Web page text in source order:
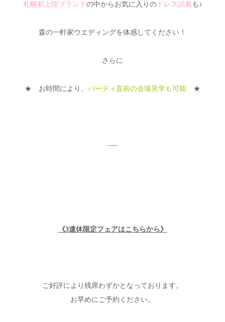
札幌初上陸ブランドの中からお気に入りのドレス試着 も♪
森の一軒家ウエディングを体感してください！
さらに
★ お時間により、 パーティ直前の会場見学も可能 ★
—–
《3連休限定フェアはこちらから》
ご好評により残席わずかとなっております。
お早めにご予約ください。